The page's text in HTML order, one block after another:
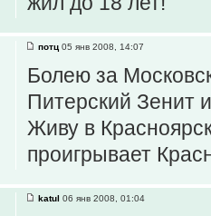
потц 05 янв 2008, 14:07
Болею за
Питерский Зенит
Живу в
проигрывает
katul 06 янв 2008, 01:04